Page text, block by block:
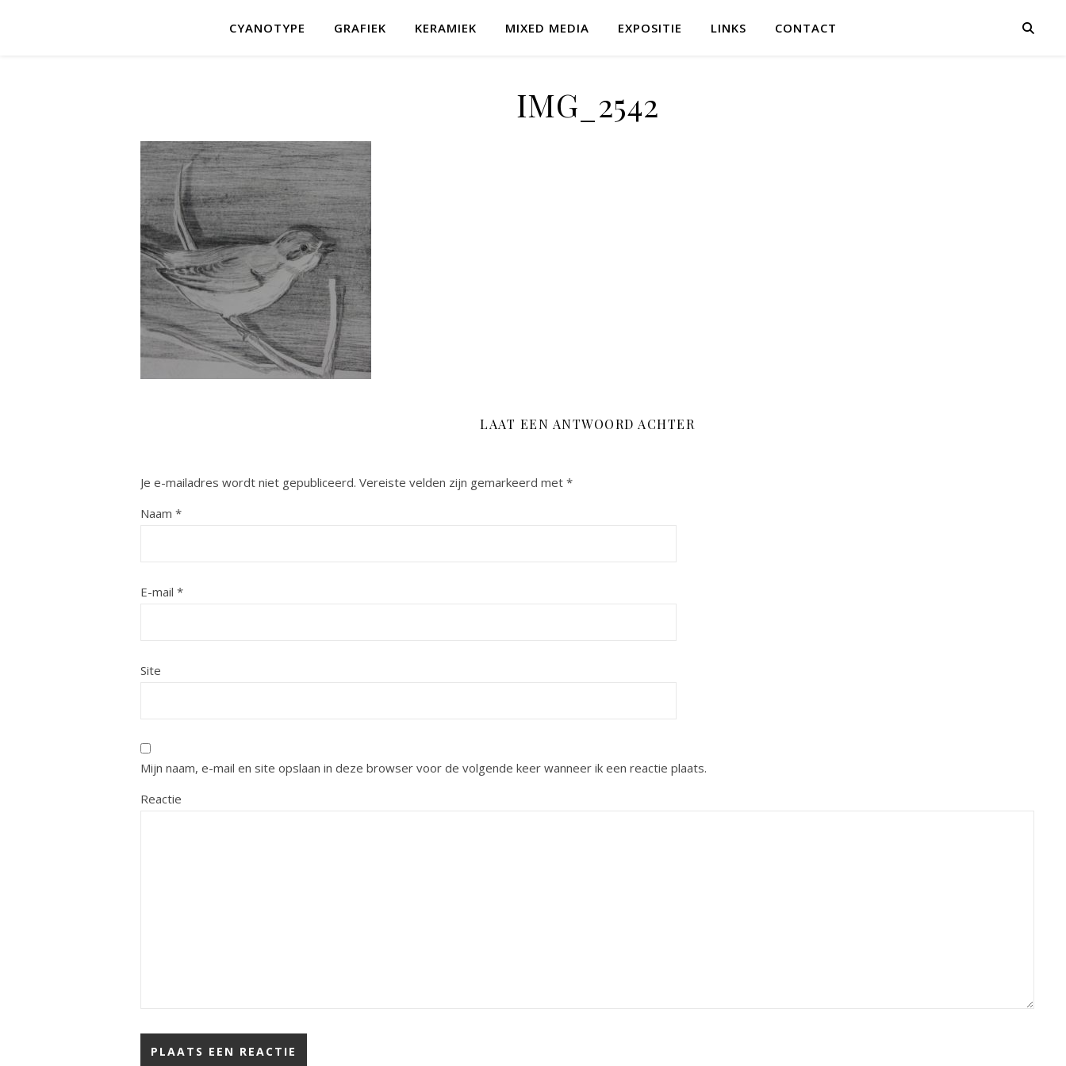
CYANOTYPE GRAFIEK KERAMIEK MIXED MEDIA EXPOSITIE LINKS CONTACT
IMG_2542
LAAT EEN ANTWOORD ACHTER
Je e-mailadres wordt niet gepubliceerd. Vereiste velden zijn gemarkeerd met *
Naam *
E-mail *
Site
Mijn naam, e-mail en site opslaan in deze browser voor de volgende keer wanneer ik een reactie plaats.
Reactie